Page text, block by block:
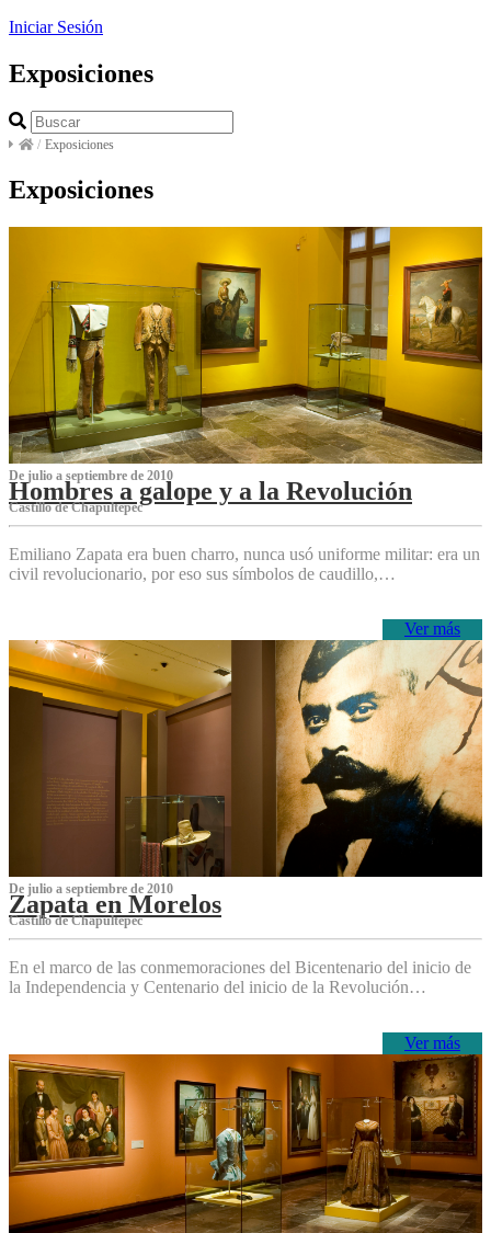
Iniciar Sesión
Exposiciones
/ Exposiciones
Exposiciones
De julio a septiembre de 2010
Hombres a galope y a la Revolución
Castillo de Chapultepec
Emiliano Zapata era buen charro, nunca usó uniforme militar: era un
civil revolucionario, por eso sus símbolos de caudillo,…
Ver más
De julio a septiembre de 2010
Zapata en Morelos
Castillo de Chapultepec
En el marco de las conmemoraciones del Bicentenario del inicio de
la Independencia y Centenario del inicio de la Revolución…
Ver más